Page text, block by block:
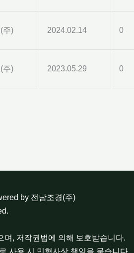
주) 2024.02.14 0
주) 2023.05.29 0
by 전남조경(주)
며, 저작권법에 의해 보호받습니다.
사용 시 민형사상 책임을 묻습니다.